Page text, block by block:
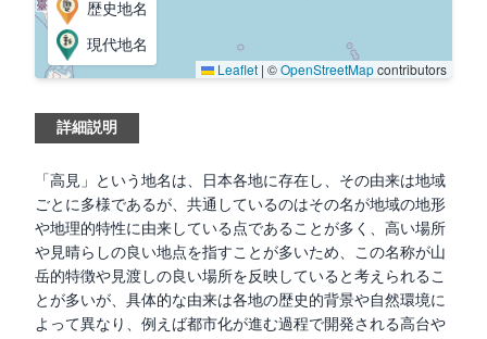
歴史地名
現代地名
Leaflet | ©OpenStreetMapcontributors
詳細説明
「高見」という地名は、日本各地に存在し、その由来は地域
ごとに多様であるが、共通しているのはその名が地域の地形
や地理的特性に由来している点であることが多く、高い場所
や見晴らしの良い地点を指すことが多いため、この名称が山
岳的特徴や見渡しの良い場所を反映していると考えられるこ
とが多いが、具体的な由来は各地の歴史的背景や自然環境に
よって異なり、例えば都市化が進む過程で開発される高台や